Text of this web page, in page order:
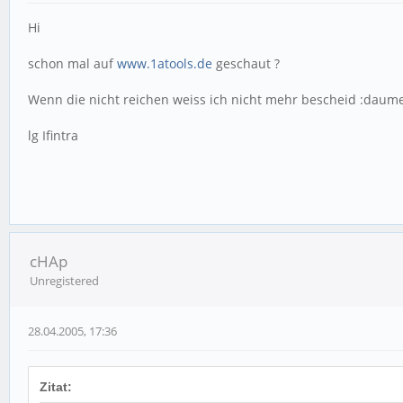
Hi
schon mal aufwww.1atools.de geschaut ?
Wenn die nicht reichen weiss ich nicht mehr bescheid
lg Ifintra
cHAp
Unregistered
28.04.2005, 17:36
Zitat: